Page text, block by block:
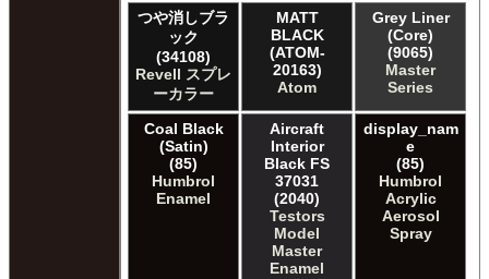
つや消しブラ
ック
(34108)
Revell スプレ
ーカラー
MATT
BLACK
(ATOM-
20163)
Atom
Grey Liner
(Core)
(9065)
Master
Series
Coal Black
(Satin)
(85)
Humbrol
Enamel
Aircraft
Interior
Black FS
37031
(2040)
Testors
Model
Master
Enamel
display_nam
e
(85)
Humbrol
Acrylic
Aerosol
Spray